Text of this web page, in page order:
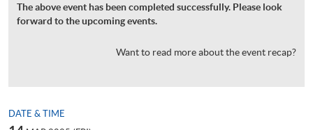
The above event has been completed successfully. Please look
forward to the upcoming events.
Want to read more about the event recap?
DATE & TIME